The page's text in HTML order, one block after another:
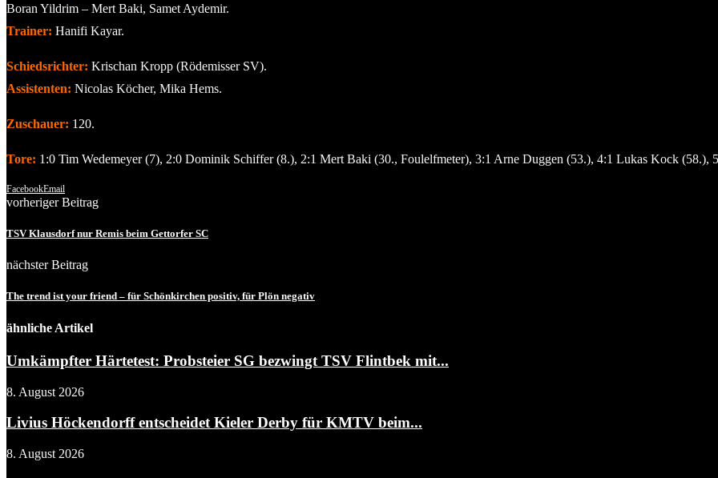
Boran Yildrim – Mert Baki, Samet Aydemir.
Trainer: Hanifi Kayar.
Schiedsrichter: Krischan Kropp (Rödemisser SV).
Assistenten: Nicolas Köcher, Mika Hems.
Zuschauer: 120.
Tore: 1:0 Tim Wedemeyer (7), 2:0 Dominik Schiffer (8.), 2:1 Mert Baki (30., Foulelfmeter), 3:1 Arne Duggen (53.), 4:1 Lukas Kock (58.),
FacebookEmail
vorheriger Beitrag
TSV Klausdorf nur Remis beim Gettorfer SC
nächster Beitrag
The trend ist your friend – für Schönkirchen positiv, für Plön negativ
ähnliche Artikel
Umkämpfter Härtetest: Probsteier SG bezwingt TSV Flintbek mit...
8. August 2026
Livius Höckendorff entscheidet Kieler Derby für KMTV beim...
8. August 2026